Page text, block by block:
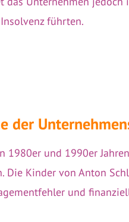
führten.
der
1980er und 1990er
Die Kinder von Anton
und